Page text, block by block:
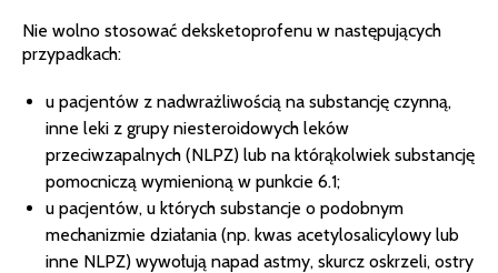
Nie wolno stosować deksketoprofenu w następujących
przypadkach:
u pacjentów z nadwrażliwością na substancję czynną,
inne leki z grupy niesteroidowych leków
przeciwzapalnych (NLPZ) lub na którąkolwiek substancję
pomocniczą wymienioną w punkcie 6.1;
u pacjentów, u których substancje o podobnym
mechanizmie działania (np. kwas acetylosalicylowy lub
inne NLPZ) wywołują napad astmy, skurcz oskrzeli, ostry